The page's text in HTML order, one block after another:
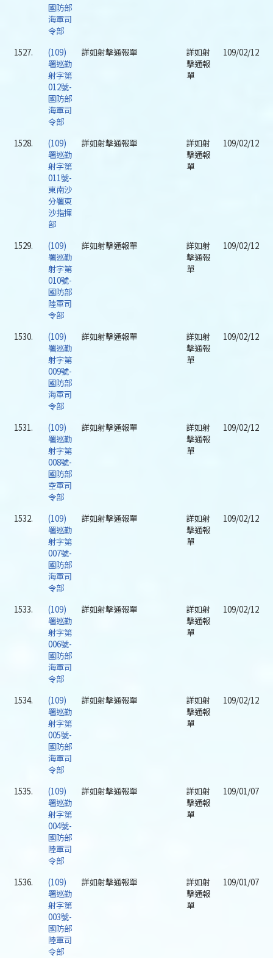
國防部
海軍司
令部
1527.
(109)
署巡勤
射字第
012號-
國防部
海軍司
令部
詳如射擊通報單
詳如射
擊通報
單
109/02/12
1528.
(109)
署巡勤
射字第
011號-
東南沙
分署東
沙指揮
部
詳如射擊通報單
詳如射
擊通報
單
109/02/12
1529.
(109)
署巡勤
射字第
010號-
國防部
陸軍司
令部
詳如射擊通報單
詳如射
擊通報
單
109/02/12
1530.
(109)
署巡勤
射字第
009號-
國防部
海軍司
令部
詳如射擊通報單
詳如射
擊通報
單
109/02/12
1531.
(109)
署巡勤
射字第
008號-
國防部
空軍司
令部
詳如射擊通報單
詳如射
擊通報
單
109/02/12
1532.
(109)
署巡勤
射字第
007號-
國防部
海軍司
令部
詳如射擊通報單
詳如射
擊通報
單
109/02/12
1533.
(109)
署巡勤
射字第
006號-
國防部
海軍司
令部
詳如射擊通報單
詳如射
擊通報
單
109/02/12
1534.
(109)
署巡勤
射字第
005號-
國防部
海軍司
令部
詳如射擊通報單
詳如射
擊通報
單
109/02/12
1535.
(109)
署巡勤
射字第
004號-
國防部
陸軍司
令部
詳如射擊通報單
詳如射
擊通報
單
109/01/07
1536.
(109)
署巡勤
射字第
003號-
國防部
陸軍司
令部
詳如射擊通報單
詳如射
擊通報
單
109/01/07